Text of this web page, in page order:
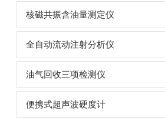
核磁共振含油量测定仪
全自动流动注射分析仪
油气回收三项检测仪
便携式超声波硬度计